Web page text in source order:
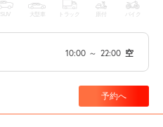
SUV 大型車 トラック 原付 バイク
10:00 ～ 22:00 空
予約へ